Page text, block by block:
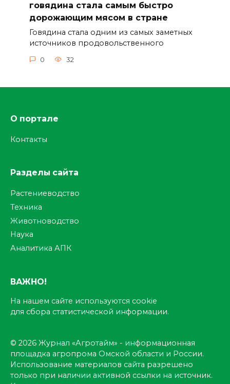
говядина стала самым быстро
дорожающим мясом в стране
Говядина стала одним из самых заметных
источников продовольственного
0 32
О портале
Контакты
Разделы сайта
Растениеводство
Техника
Животноводство
Наука
Аналитика АПК
ВАЖНО!
На нашем сайте используются cookie
для сбора статистической информации.
© 2026 Журнал «Агротайм» - информационная
площадка агропрома Омской области и России.
Использование материалов сайта разрешено
только при наличии активной ссылки на источник.